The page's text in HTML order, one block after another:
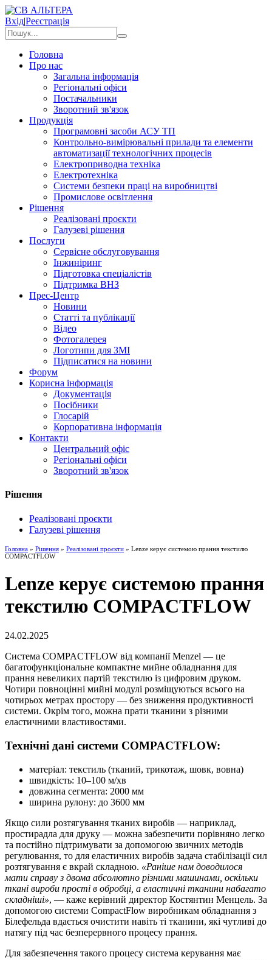
Вхід|Реєстрація
Головна
Про нас
Загальна інформація
Регіональні офіси
Постачальники
Зворотний зв'язок
Продукція
Програмовні засоби АСУ ТП
Контрольно-вимірювальні прилади та елементи
автоматизації технологічних процесів
Електроприводна техніка
Електротехніка
Системи безпеки праці на виробництві
Промислове освітлення
Рішення
Реалізовані проєкти
Галузеві рішення
Послуги
Сервісне обслуговування
Інжиніринг
Підготовка спеціалістів
Підтримка ВНЗ
Прес-Центр
Новини
Статті та публікації
Відео
Фотогалерея
Логотипи для ЗМІ
Підписатися на новини
Форум
Корисна інформація
Документація
Посібники
Глосарій
Корпоративна інформація
Контакти
Центральний офіс
Регіональні офіси
Зворотний зв'язок
Рішення
Реалізовані проєкти
Галузеві рішення
Головна » Рішення » Реалізовані проєкти » Lenze керує системою прання текстилю
COMPACTFLOW
Lenze керує системою прання
текстилю COMPACTFLOW
24.02.2025
Система COMPACTFLOW від компанії Menzel — це
багатофункціональне компактне мийне обладнання для
прання невеликих партій текстилю із цифровим друком.
Чотири повноцінні мийні модулі розміщуються всього на
чотирьох метрах простору — без зниження продуктивності
системи. Окрім того, можна прати тканини з різними
еластичними властивостями.
Технічні дані системи COMPACTFLOW:
матеріал: текстиль (тканий, трикотаж, шовк, вовна)
швидкість: 10–100 м/хв
довжина сегмента: 2000 мм
ширина рулону: до 3600 мм
Якщо сили розтягування тканих виробів — наприклад,
простирадла для друку — можна забезпечити порівняно легко
та постійно підтримувати за допомогою звичних методів
регулювання, то для еластичних виробів задача стабілізації сил
розтягування є вкрай складною. «Раніше нам доводилося
мати справу з двома абсолютно різними машинами, оскільки
ткані вироби прості в обробці, а еластичні тканини набагато
складніші», — каже керівний директор Костянтин Менцель. За
допомогою системи CompactFlow виробникам обладнання з
Білефельда вдається очистити навіть ті тканини, які чутливі до
натягу під час безперервного процесу прання.
Для забезпечення такого процесу система керування має